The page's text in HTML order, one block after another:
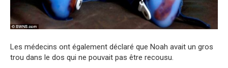
Les médecins ont également déclaré que Noah avait un gros
trou dans le dos qui ne pouvait pas être recousu.